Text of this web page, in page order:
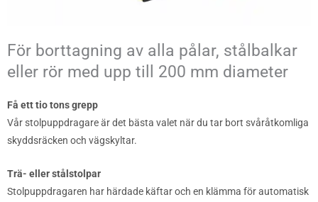
För borttagning av alla pålar, stålbalkar
eller rör med upp till 200 mm diameter
Få ett tio tons grepp
Vår stolpuppdragare är det bästa valet när du tar bort svåråtkomliga
skyddsräcken och vägskyltar.
Trä- eller stålstolpar
Stolpuppdragaren har härdade käftar och en klämma för automatisk